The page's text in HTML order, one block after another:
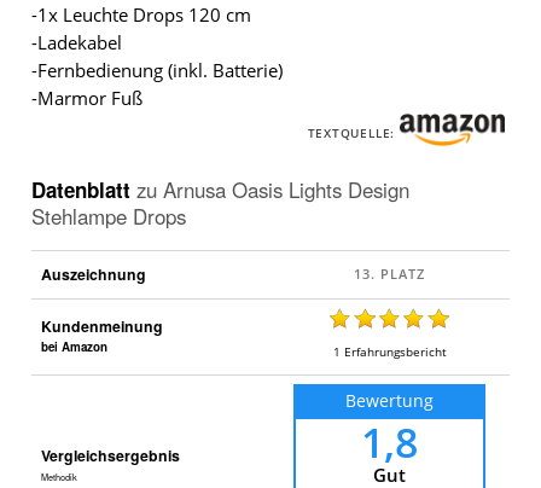
-1x Leuchte Drops 120 cm
-Ladekabel
-Fernbedienung (inkl. Batterie)
-Marmor Fuß
TEXTQUELLE:
Datenblatt zu Arnusa Oasis Lights Design
Stehlampe Drops
Auszeichnung
Kundenmeinung
bei Amazon 1 Erfahrungsbericht
Vergleichsergebnis
Methodik
Bewertung
1,8
Gut